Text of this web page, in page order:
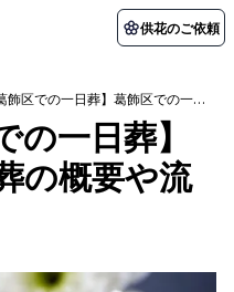
供花のご依頼
納棺の儀とは？
神奈川県
お客様の声
供花のご依頼
【東京都葛飾区での一日葬】葛飾区での一日葬の概要や流れを解説
の一日葬】
の概要や流